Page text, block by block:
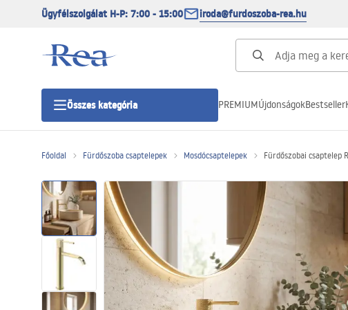
Ügyfélszolgálat H-P: 7:00 - 15:00 iroda@furdoszoba-rea.hu
Összes kategória
Zuhanyajtó
Zuhanytálcák
Zuhanylefolyók
PREMIUMÚjdonságokBestseller
Főoldal Fürdőszoba csaptelepek Mosdócsaptelepek Fürdőszobai csaptelep